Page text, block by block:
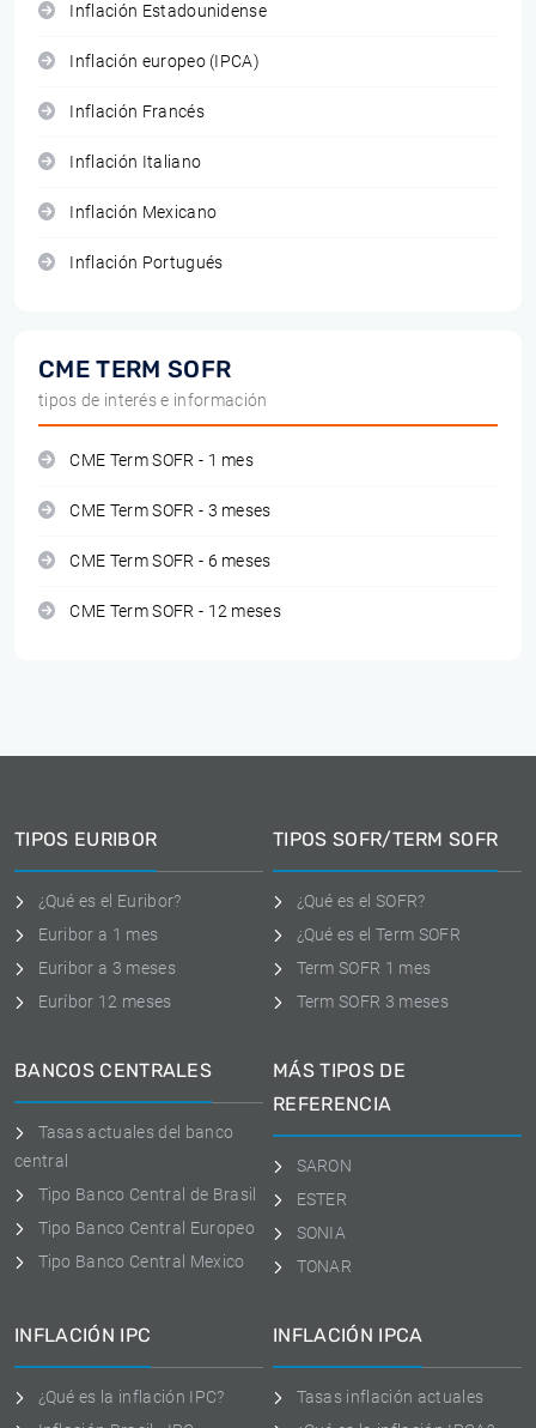
Inflación Estadounidense
Inflación europeo (IPCA)
Inflación Francés
Inflación Italiano
Inflación Mexicano
Inflación Portugués
CME TERM SOFR
tipos de interés e información
CME Term SOFR - 1 mes
CME Term SOFR - 3 meses
CME Term SOFR - 6 meses
CME Term SOFR - 12 meses
TIPOS EURIBOR
¿Qué es el Euribor?
Euribor a 1 mes
Euribor a 3 meses
Euríbor 12 meses
TIPOS SOFR/TERM SOFR
¿Qué es el SOFR?
¿Qué es el Term SOFR
Term SOFR 1 mes
Term SOFR 3 meses
BANCOS CENTRALES
Tasas actuales del banco
central
Tipo Banco Central de Brasil
Tipo Banco Central Europeo
Tipo Banco Central Mexico
MÁS TIPOS DE
REFERENCIA
SARON
ESTER
SONIA
TONAR
INFLACIÓN IPC
¿Qué es la inflación IPC?
INFLACIÓN IPCA
Tasas inflación actuales